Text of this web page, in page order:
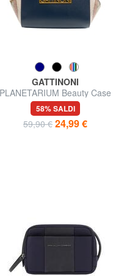
GATTINONI
PLANETARIUM Beauty Case
58% SALDI
59,90 € 24,99 €